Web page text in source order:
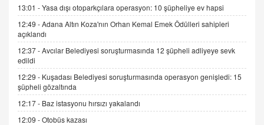
İNCİ GÜL AKÖL
06.07.2026 13:00
ADEM AKÖL
Esed Destekçilerinin Yüzüne Vurulan Şamar:
Sednaya
11.12.2024 12:30
13:01 -Yasa dışı otoparkçılara operasyon: 10 şüpheliye ev hapsi
12:49 -Adana Altın Koza'nın Orhan Kemal Emek Ödülleri sahipleri
açıklandı
12:37 -Avcılar Belediyesi soruşturmasında 12 şüpheli adliyeye sevk
edildi
12:29 - Kuşadası Belediyesi soruşturmasında operasyon genişledi: 15
şüpheli gözaltında
12:17 - Baz istasyonu hırsızı yakalandı
12:09 -Otobüs kazası